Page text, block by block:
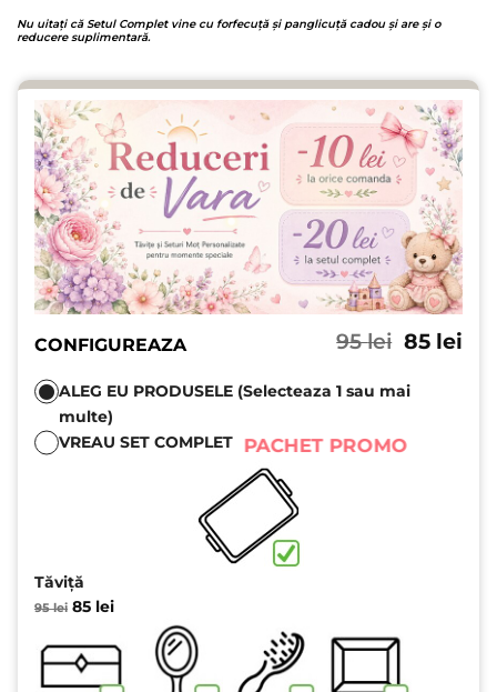
Nu uitați că Setul Complet vine cu forfecuță și panglicuță cadou și are și o
reducere suplimentară.
CONFIGUREAZA 95lei Prețul
a
fost:
85 lei
ALEG EU PRODUSELE (Selecteaza 1 sau mai
multe)
VREAU SET COMPLET PACHET PROMO
Tăviță
95lei Prețul
fost:
95 lei.
85 leiPrețul
85 lei.